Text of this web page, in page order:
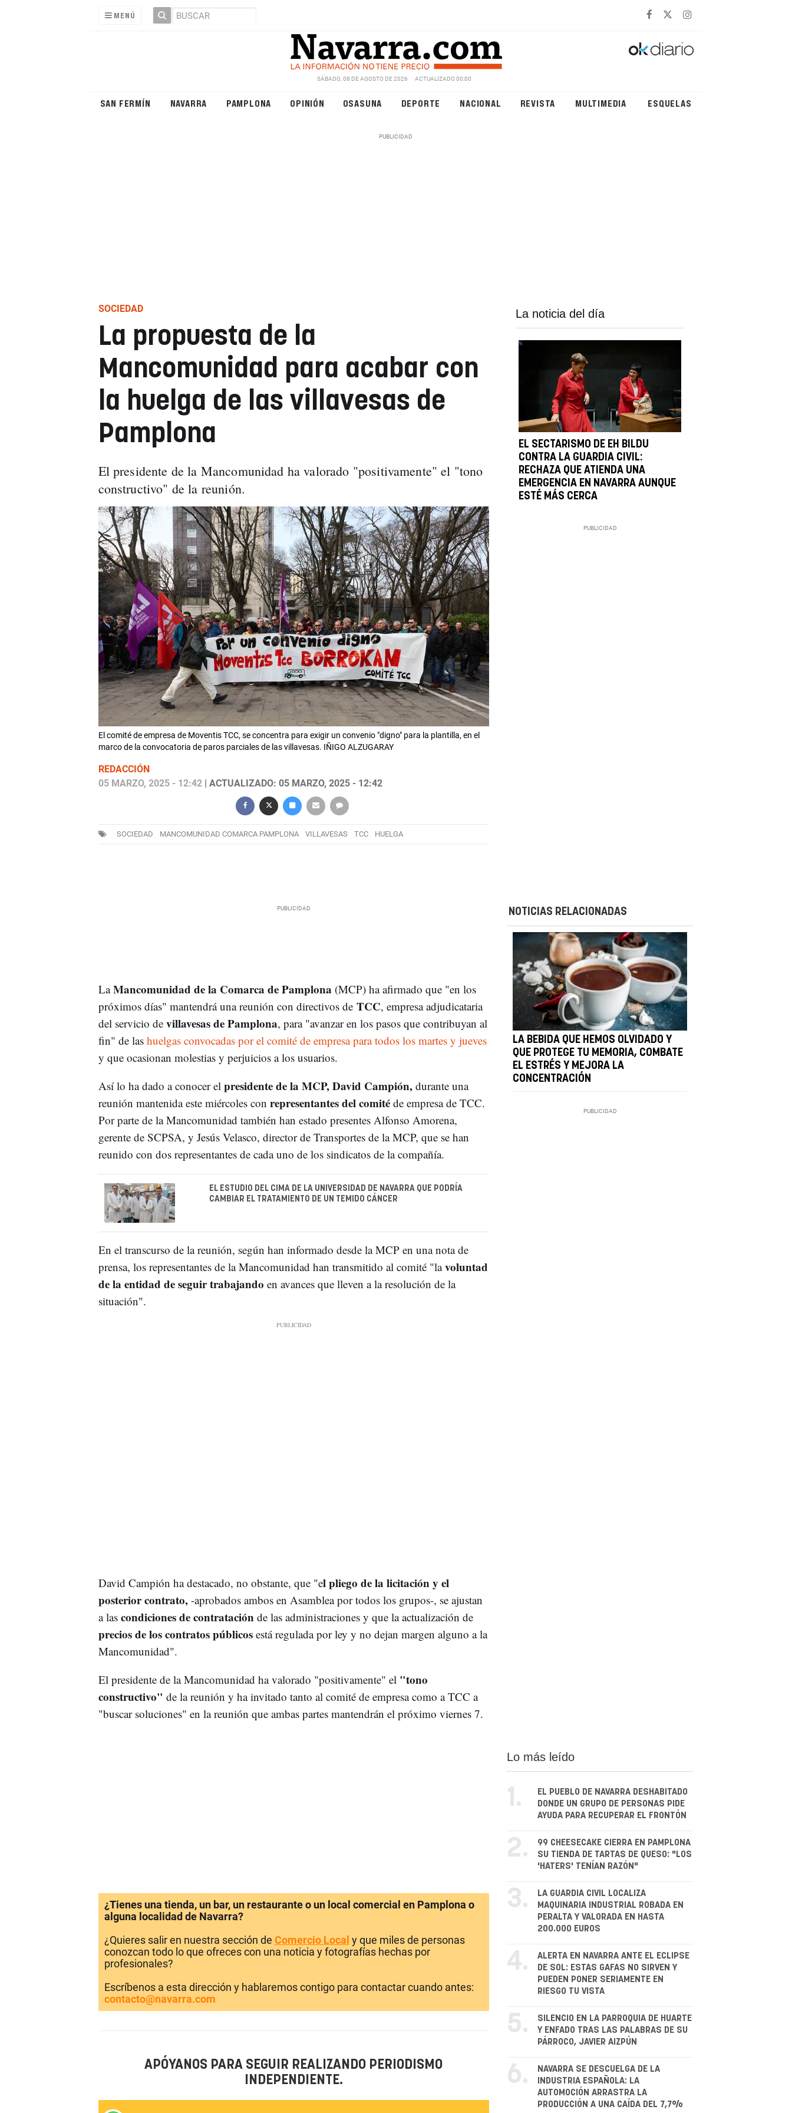
MENÚ
SÁBADO, 08 DE AGOSTO DE 2026 ACTUALIZADO 00:00
SAN FERMÍN NAVARRA PAMPLONA OPINIÓN OSASUNA DEPORTE NACIONAL REVISTA MULTIMEDIA ESQUELAS
SOCIEDAD
La propuesta de la
Mancomunidad para acabar con
la huelga de las villavesas de
Pamplona
El presidente de la Mancomunidad ha valorado "positivamente" el "tono
constructivo" de la reunión.
El comité de empresa de Moventis TCC, se concentra para exigir un convenio "digno" para la plantilla, en el
marco de la convocatoria de paros parciales de las villavesas. IÑIGO ALZUGARAY
REDACCIÓN
05 MARZO, 2025 - 12:42| ACTUALIZADO: 05 MARZO, 2025 - 12:42
SOCIEDAD MANCOMUNIDAD COMARCA PAMPLONA VILLAVESAS TCC HUELGA
La noticia del día
EL SECTARISMO DE EH BILDU
CONTRA LA GUARDIA CIVIL:
RECHAZA QUE ATIENDA UNA
EMERGENCIA EN NAVARRA AUNQUE
ESTÉ MÁS CERCA
LaMancomunidad de la Comarca de Pamplona (MCP) ha afirmado que "en los
próximos días" mantendrá una reunión con directivos de TCC, empresa adjudicataria
del servicio de villavesas de Pamplona, para "avanzar en los pasos que contribuyan al
fin" de lashuelgas convocadas por el comité de empresa para todos los martes y jueves
y que ocasionan molestias y perjuicios a los usuarios.
Así lo ha dado a conocer el presidente de la MCP, David Campión,durante una
reunión mantenida este miércoles con representantes del comité de empresa de TCC.
Por parte de la Mancomunidad también han estado presentes Alfonso Amorena,
gerente de SCPSA, y Jesús Velasco, director de Transportes de la MCP, que se han
reunido con dos representantes de cada uno de los sindicatos de la compañía.
EL ESTUDIO DEL CIMA DE LA UNIVERSIDAD DE NAVARRA QUE PODRÍA
CAMBIAR EL TRATAMIENTO DE UN TEMIDO CÁNCER
En el transcurso de la reunión, según han informado desde la MCP en una nota de
prensa, los representantes de la Mancomunidad han transmitido al comité "lavoluntad
de la entidad de seguir trabajando en avances que lleven a la resolución de la
situación".
David Campión ha destacado, no obstante, que "el pliego de la licitación y el
posterior contrato,-aprobados ambos en Asamblea por todos los grupos-, se ajustan
a lascondiciones de contratación de las administraciones y que la actualización de
precios de los contratos públicos está regulada por ley y no dejan margen alguno a la
Mancomunidad".
El presidente de la Mancomunidad ha valorado "positivamente" el "tono
constructivo" de la reunión y ha invitado tanto al comité de empresa como a TCC a
"buscar soluciones" en la reunión que ambas partes mantendrán el próximo viernes 7.
NOTICIAS RELACIONADAS
LA BEBIDA QUE HEMOS OLVIDADO Y
QUE PROTEGE TU MEMORIA, COMBATE
EL ESTRÉS Y MEJORA LA
CONCENTRACIÓN
¿Tienes una tienda, un bar, un restaurante o un local comercial en Pamplona o
alguna localidad de Navarra?
¿Quieres salir en nuestra sección de Comercio Local y que miles de personas
conozcan todo lo que ofreces con una noticia y fotografías hechas por
profesionales?
Escríbenos a esta dirección y hablaremos contigo para contactar cuando antes:
contacto@navarra.com
APÓYANOS PARA SEGUIR REALIZANDO PERIODISMO
INDEPENDIENTE.
Lo más leído
1.
EL PUEBLO DE NAVARRA DESHABITADO
DONDE UN GRUPO DE PERSONAS PIDE
AYUDA PARA RECUPERAR EL FRONTÓN
2.
99 CHEESECAKE CIERRA EN PAMPLONA
SU TIENDA DE TARTAS DE QUESO: "LOS
'HATERS' TENÍAN RAZÓN"
3.
LA GUARDIA CIVIL LOCALIZA
MAQUINARIA INDUSTRIAL ROBADA EN
PERALTA Y VALORADA EN HASTA
200.000 EUROS
4.
ALERTA EN NAVARRA ANTE EL ECLIPSE
DE SOL: ESTAS GAFAS NO SIRVEN Y
PUEDEN PONER SERIAMENTE EN
RIESGO TU VISTA
5.
SILENCIO EN LA PARROQUIA DE HUARTE
Y ENFADO TRAS LAS PALABRAS DE SU
PÁRROCO, JAVIER AIZPÚN
6.
NAVARRA SE DESCUELGA DE LA
INDUSTRIA ESPAÑOLA: LA
AUTOMOCIÓN ARRASTRA LA
PRODUCCIÓN A UNA CAÍDA DEL 7,7%